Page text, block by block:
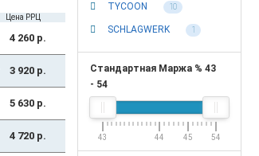
Цена РРЦ
4 260 р.
3 920 р.
5 630 р.
4 720 р.
TYCOON 10
SCHLAGWERK 1
Стандартная Маржа %43
- 54
43 44 45 54